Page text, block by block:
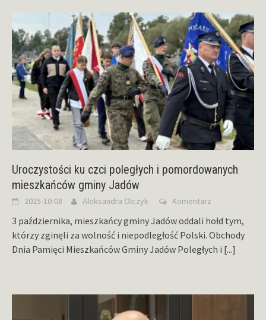
Uroczystości ku czci poległych i pomordowanych
mieszkańców gminy Jadów
2025-10-08 Aleksandra Olczyk Komentarz
3 października, mieszkańcy gminy Jadów oddali hołd tym,
którzy zginęli za wolność i niepodległość Polski. Obchody
Dnia Pamięci Mieszkańców Gminy Jadów Poległych i [...]